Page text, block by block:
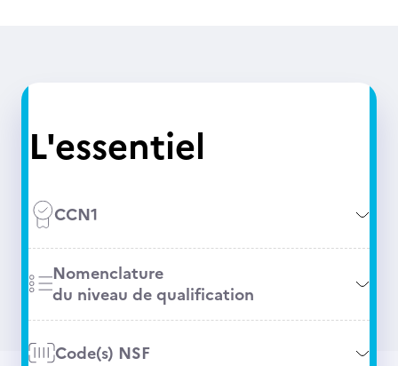
L'essentiel
CCN1
Nomenclature
du niveau de qualification
Code(s) NSF